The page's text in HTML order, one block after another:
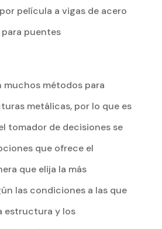
película a vigas de acero
para puentes
muchos métodos para
metálicas, por lo que es
tomador de decisiones se
que ofrece el
que elija la más
las condiciones a las que
estructura y los